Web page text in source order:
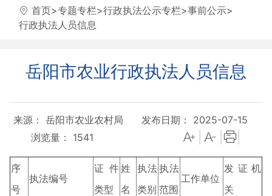
首页>专题专栏>行政执法公示专栏>事前公示>
行政执法人员信息
岳阳市农业行政执法人员信息
来源： 岳阳市农业农村局
发布日期： 2025-07-15
浏览量： 1541 |
序
号
执法编号
证件
类型
姓
名
执法
类别
执法
范围
工作单位
发证机
关